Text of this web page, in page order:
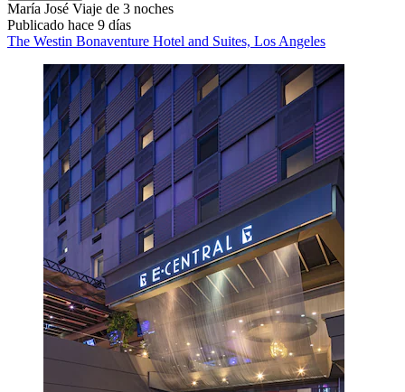
María José Viaje de 3 noches
Publicado hace 9 días
The Westin Bonaventure Hotel and Suites, Los Angeles